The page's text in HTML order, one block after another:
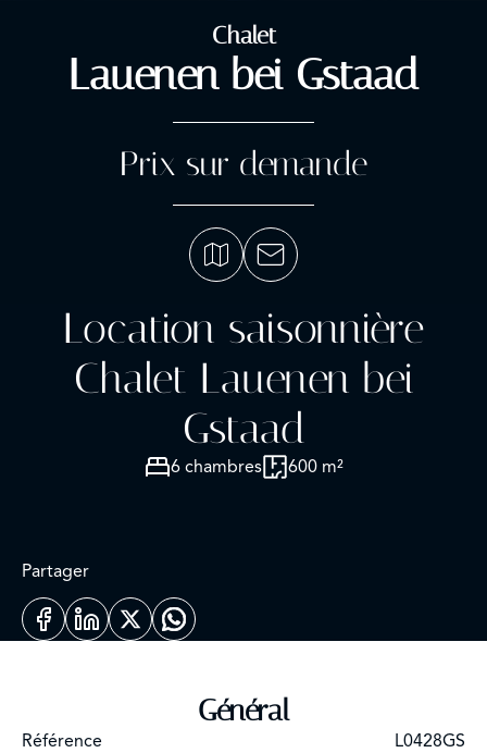
Chalet
Lauenen bei Gstaad
Prix sur demande
Location saisonnière
Chalet Lauenen bei
Gstaad
6 chambres 600 m²
Partager
Général
Référence L0428GS